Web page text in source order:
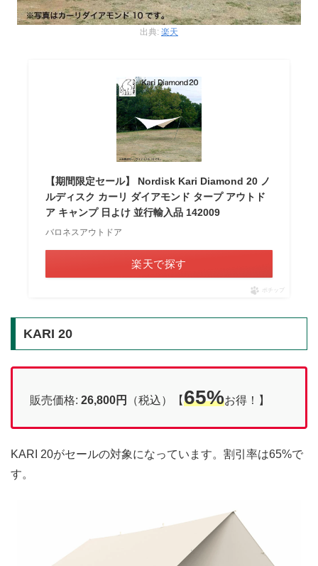
出典: 楽天
【期間限定セール】 Nordisk Kari Diamond 20 ノ
ルディスク カーリ ダイアモンド タープ アウトド
ア キャンプ 日よけ 並行輸入品 142009
バロネスアウトドア
楽天で探す
ポチップ
KARI 20
販売価格: 26,800円 （税込）【65%お得！】
KARI 20がセールの対象になっています。割引率は65%で
す。